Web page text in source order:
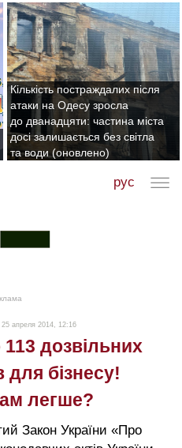
Кількість постраждалих після
атаки на Одесу зросла
до дванадцяти: частина міста
досі залишається без світла
та води (оновлено)
рус
25 апреля 2014, 12:16
дозвільних
для бізнесу!
легше?
Закон України «Про